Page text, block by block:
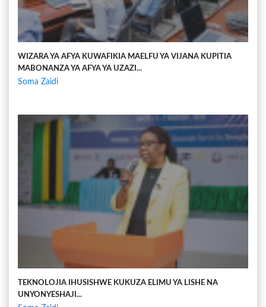
WIZARA YA AFYA KUWAFIKIA MAELFU YA VIJANA KUPITIA
MABONANZA YA AFYA YA UZAZI...
Soma Zaidi
TEKNOLOJIA IHUSISHWE KUKUZA ELIMU YA LISHE NA
UNYONYESHAJI...